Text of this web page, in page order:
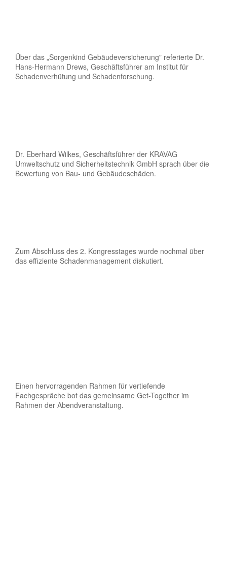
Über das „Sorgenkind Gebäudeversicherung" referierte Dr.
Hans-Hermann Drews, Geschäftsführer am Institut für
Schadenverhütung und Schadenforschung.
Dr. Eberhard Wilkes, Geschäftsführer der KRAVAG
Umweltschutz und Sicherheitstechnik GmbH sprach über die
Bewertung von Bau- und Gebäudeschäden.
Zum Abschluss des 2. Kongresstages wurde nochmal über
das effiziente Schadenmanagement diskutiert.
Einen hervorragenden Rahmen für vertiefende
Fachgespräche bot das gemeinsame Get-Together im
Rahmen der Abendveranstaltung.